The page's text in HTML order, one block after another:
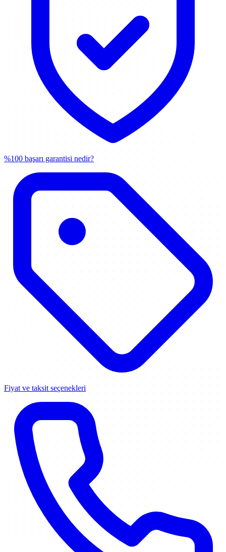
%100 başarı garantisi nedir?
Fiyat ve taksit seçenekleri